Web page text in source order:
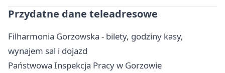
Przydatne dane teleadresowe
Filharmonia Gorzowska - bilety, godziny kasy,
wynajem sal i dojazd
Państwowa Inspekcja Pracy w Gorzowie